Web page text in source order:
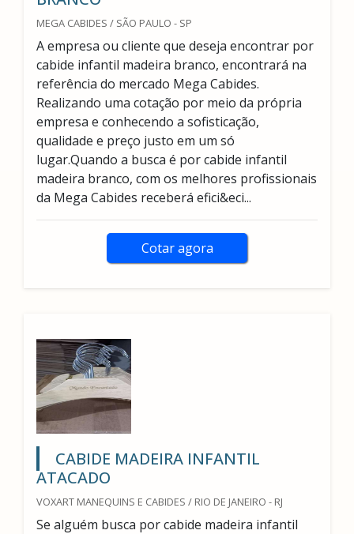
MEGA CABIDES / SÃO PAULO - SP
A empresa ou cliente que deseja encontrar por
cabide infantil madeira branco, encontrará na
referência do mercado Mega Cabides.
Realizando uma cotação por meio da própria
empresa e conhecendo a sofisticação,
qualidade e preço justo em um só
lugar.Quando a busca é por cabide infantil
madeira branco, com os melhores profissionais
da Mega Cabides receberá efici&eci...
Cotar agora
CABIDE MADEIRA INFANTIL
ATACADO
VOXART MANEQUINS E CABIDES / RIO DE JANEIRO - RJ
Se alguém busca por cabide madeira infantil